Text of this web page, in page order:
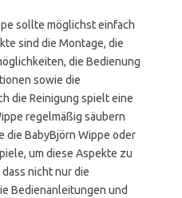
sollte möglichst einfach
sind die Montage, die
die Bedienung
sowie die
die Reinigung spielt eine
regelmäßig säubern
die BabyBjörn Wippe oder
um diese Aspekte zu
nicht nur die
Bedienanleitungen und